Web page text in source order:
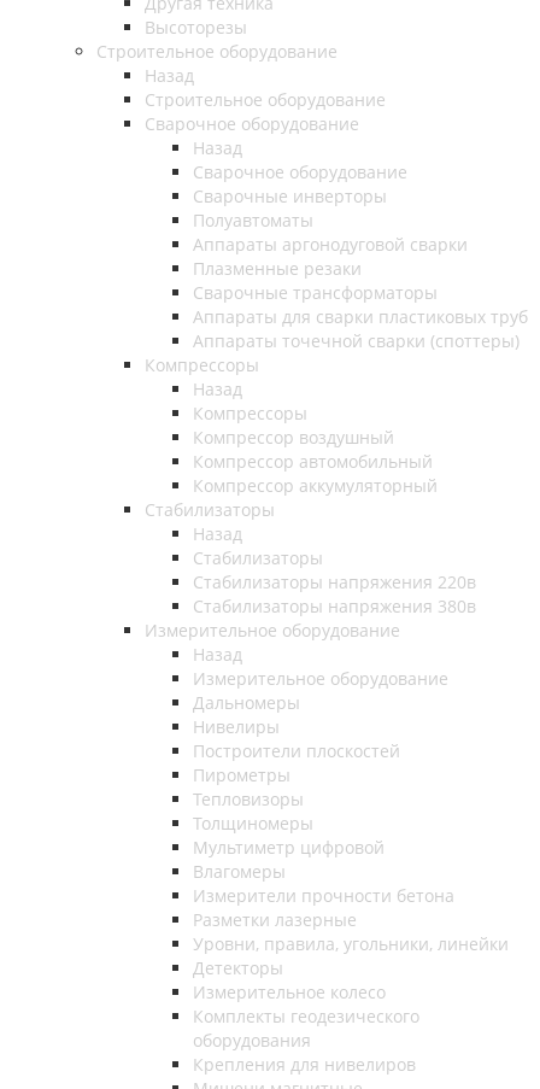
Высоторезы
Строительное оборудование
Назад
Строительное оборудование
Сварочное оборудование
Назад
Сварочное оборудование
Сварочные инверторы
Полуавтоматы
Аппараты аргонодуговой сварки
Плазменные резаки
Сварочные трансформаторы
Аппараты для сварки пластиковых труб
Аппараты точечной сварки (споттеры)
Компрессоры
Назад
Компрессоры
Компрессор воздушный
Компрессор автомобильный
Компрессор аккумуляторный
Стабилизаторы
Назад
Стабилизаторы
Стабилизаторы напряжения 220в
Стабилизаторы напряжения 380в
Измерительное оборудование
Назад
Измерительное оборудование
Дальномеры
Нивелиры
Построители плоскостей
Пирометры
Тепловизоры
Толщиномеры
Мультиметр цифровой
Влагомеры
Измерители прочности бетона
Разметки лазерные
Уровни, правила, угольники, линейки
Детекторы
Измерительное колесо
Комплекты геодезического
оборудования
Крепления для нивелиров